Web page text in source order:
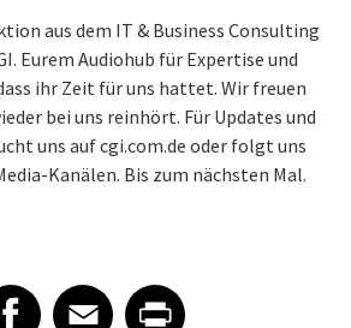
aus dem IT & Business Consulting
Eurem Audiohub für Expertise und
ihr Zeit für uns hattet. Wir freuen
bei uns reinhört. Für Updates und
uns auf cgi.com.de oder folgt uns
Kanälen. Bis zum nächsten Mal.
article on Facebook
Facebook
Share article on Email
EmailShare article on Print